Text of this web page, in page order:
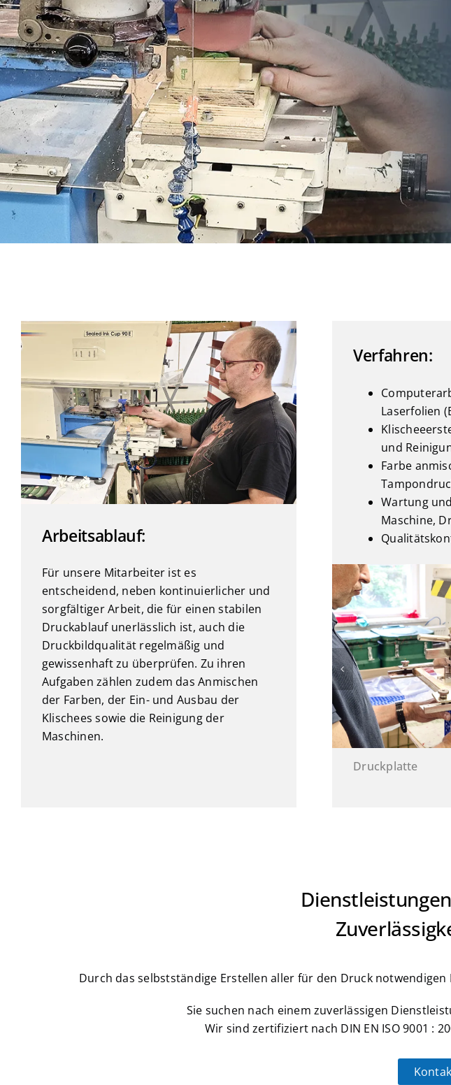
Arbeitsablauf:
Für unsere Mitarbeiter ist es
entscheidend, neben kontinuierlicher und
sorgfältiger Arbeit, die für einen stabilen
Druckablauf unerlässlich ist, auch die
Druckbildqualität regelmäßig und
gewissenhaft zu überprüfen. Zu ihren
Aufgaben zählen zudem das Anmischen
der Farben, der Ein- und Ausbau der
Klischees sowie die Reinigung der
Maschinen.
Verfahren:
Laserfolien
und
Farbe
Wartung
Maschine,
Einrichten
Durch das selbstständige Erstellen aller für den Druck
Sie suchen nach einem zuverlässigen
Wir sind zertifiziert nach DIN EN ISO 9001 :